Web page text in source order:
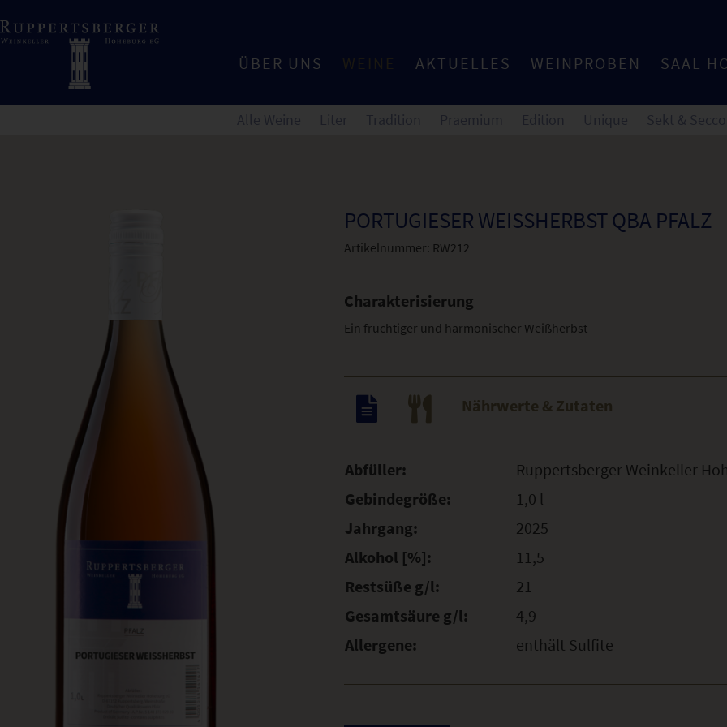
ÜBER UNS AKTUELLES WEINPROBEN SAAL
Alle Weine Liter Tradition Praemium Edition Unique Sekt & Secco
PORTUGIESER WEISSHERBST QBA PFALZ
Artikelnummer: RW212
Charakterisierung
Ein fruchtiger und harmonischer Weißherbst
Nährwerte & Zutaten
Abfüller:
Ruppertsberger Weinkeller
Gebindegröße:
1,0 l
Jahrgang:
2025
Alkohol [%]:
11,5
Restsüße g/l:
21
Gesamtsäure g/l:
4,9
Allergene:
enthält Sulfite